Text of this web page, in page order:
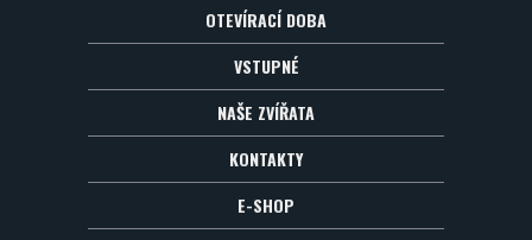
OTEVÍRACÍ DOBA
VSTUPNÉ
NAŠE ZVÍŘATA
KONTAKTY
E-SHOP